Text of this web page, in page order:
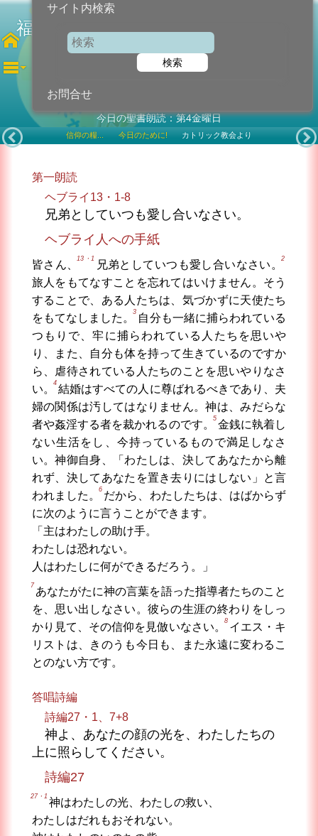
サイト内検索
検索
お問合せ
福者ユスト高山右近殉教者 殉教者
今日の聖書朗読：第4金曜日
信仰の糧... 今日のために! カトリック教会より
第一朗読
ヘブライ13・1-8
兄弟としていつも愛し合いなさい。
ヘブライ人への手紙
皆さん、
13・1
兄弟としていつも愛し合いなさい。
2
旅人をもてなすことを忘れてはいけません。そう
することで、ある人たちは、気づかずに天使たち
をもてなしました。
3
自分も一緒に捕らわれている
つもりで、牢に捕らわれている人たちを思いや
り、また、自分も体を持って生きているのですか
ら、虐待されている人たちのことを思いやりなさ
い。
4
結婚はすべての人に尊ばれるべきであり、夫
婦の関係は汚してはなりません。神は、みだらな
者や姦淫する者を裁かれるのです。
5
金銭に執着し
ない生活をし、今持っているもので満足しなさ
い。神御自身、「わたしは、決してあなたから離
れず、決してあなたを置き去りにはしない」と言
われました。
6
だから、わたしたちは、はばからず
に次のように言うことができます。
「主はわたしの助け手。
わたしは恐れない。
人はわたしに何ができるだろう。」
7
あなたがたに神の言葉を語った指導者たちのこと
を、思い出しなさい。彼らの生涯の終わりをしっ
かり見て、その信仰を見倣いなさい。
8
イエス・キ
リストは、きのうも今日も、また永遠に変わるこ
とのない方です。
答唱詩編
詩編27・1、7+8
神よ、あなたの顔の光を、わたしたちの
上に照らしてください。
詩編27
27・1
神はわたしの光、わたしの救い、
わたしはだれもおそれない。